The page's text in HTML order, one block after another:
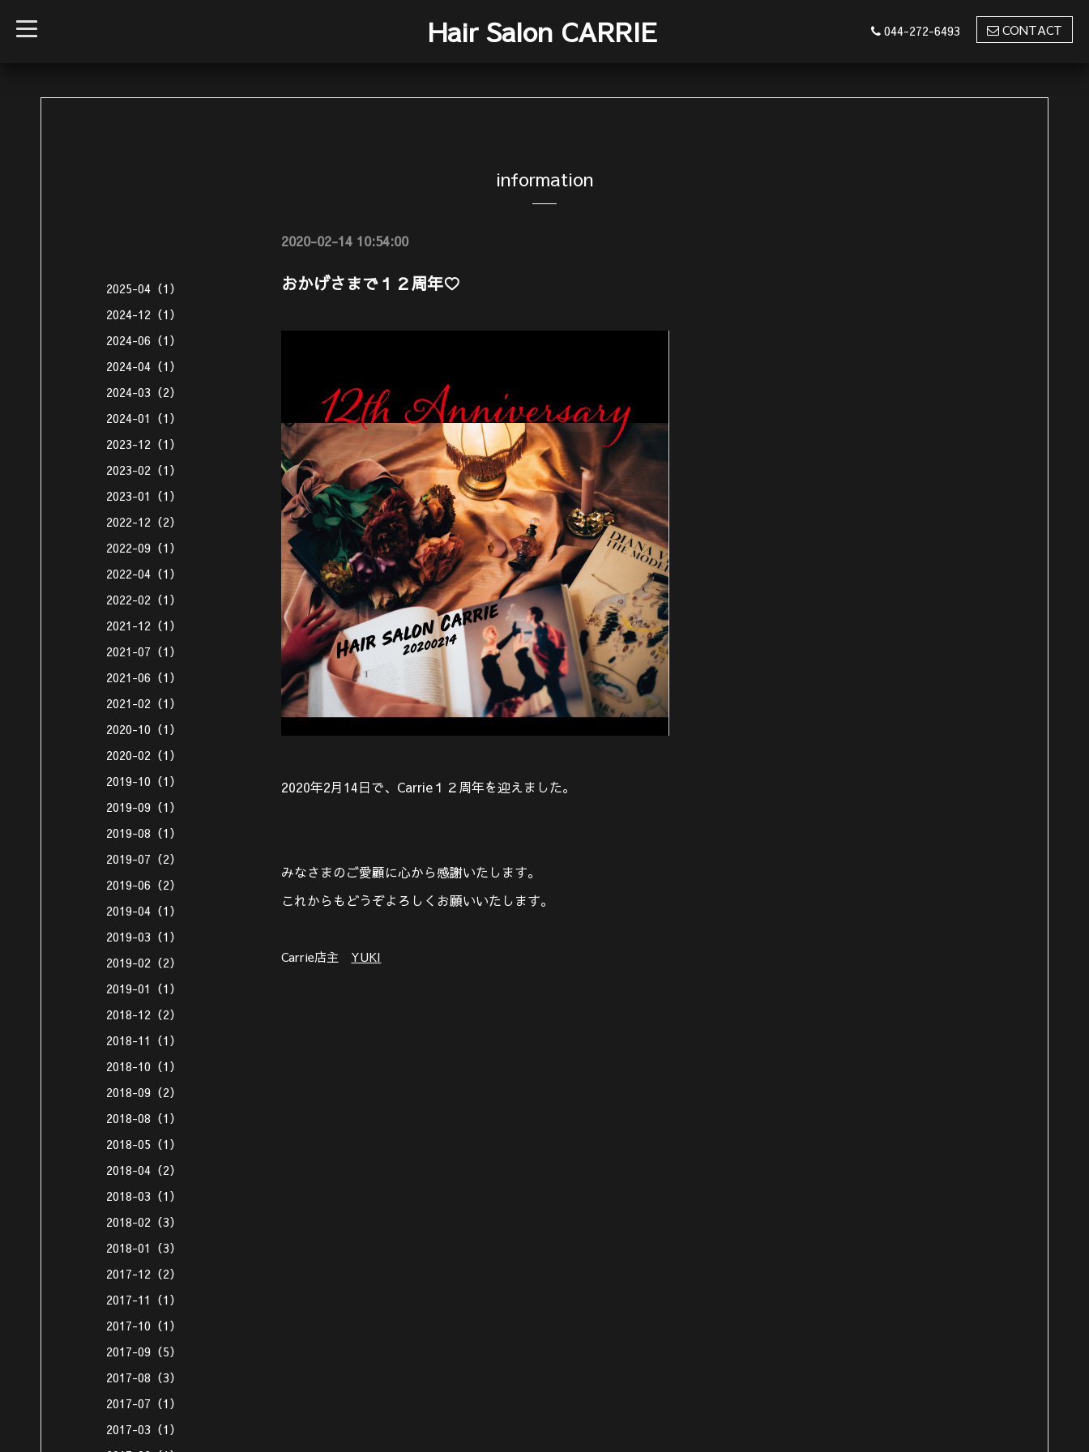
Hair Salon CARRIE
t
o
044-272-6493 CONTACT
information
2020-02-14 10:54:00
おかげさまで１２周年♡
2020年2月14日で、Carrie１２周年を迎えました。
みなさまのご愛顧に心から感謝いたします。
これからもどうぞよろしくお願いいたします。
Carrie店主 YUKI
2025-04（1）
2024-12（1）
2024-06（1）
2024-04（1）
2024-03（2）
2024-01（1）
2023-12（1）
2023-02（1）
2023-01（1）
2022-12（2）
2022-09（1）
2022-04（1）
2022-02（1）
2021-12（1）
2021-07（1）
2021-06（1）
2021-02（1）
2020-10（1）
2020-02（1）
2019-10（1）
2019-09（1）
2019-08（1）
2019-07（2）
2019-06（2）
2019-04（1）
2019-03（1）
2019-02（2）
2019-01（1）
2018-12（2）
2018-11（1）
2018-10（1）
2018-09（2）
2018-08（1）
2018-05（1）
2018-04（2）
2018-03（1）
2018-02（3）
2018-01（3）
2017-12（2）
2017-11（1）
2017-10（1）
2017-09（5）
2017-08（3）
2017-07（1）
2017-03（1）